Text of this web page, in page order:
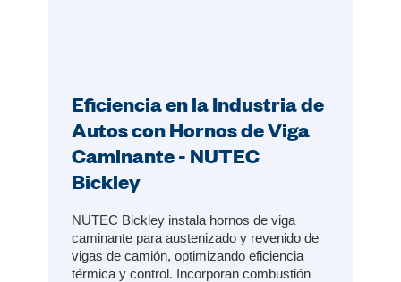
Eficiencia en la Industria de
Autos con Hornos de Viga
Caminante - NUTEC
Bickley
NUTEC Bickley instala hornos de viga
caminante para austenizado y revenido de
vigas de camión, optimizando eficiencia
térmica y control. Incorporan combustión